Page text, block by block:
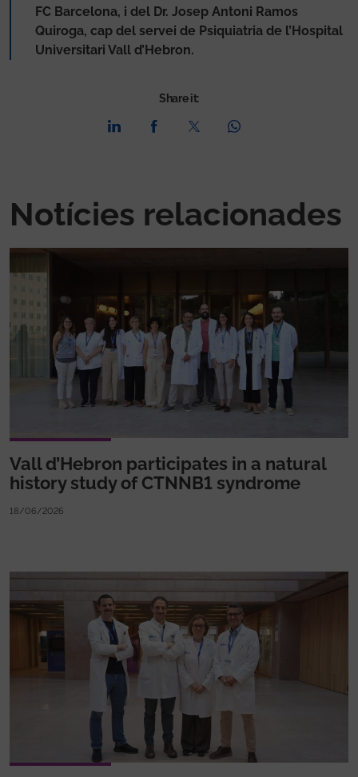
FC Barcelona, i del Dr. Josep Antoni Ramos
Quiroga, cap del servei de Psiquiatria de l’Hospital
Universitari Vall d’Hebron.
Share it:
Notícies relacionades
Vall d’Hebron participates in a natural
history study of CTNNB1 syndrome
18/06/2026